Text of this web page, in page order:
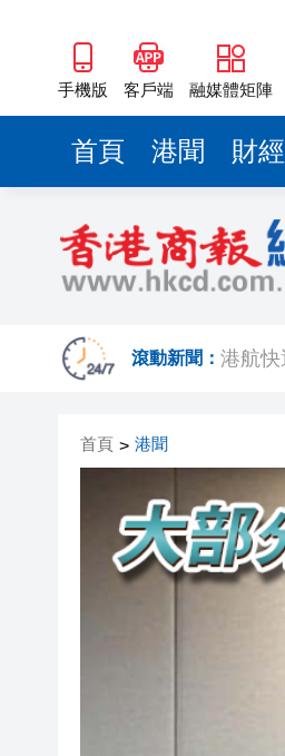
手機版 客戶端 融媒體矩陣
首頁 港聞 財經
滾動新聞： 澤連斯
有片
黃大
屏山
「滬
首頁 > 港聞